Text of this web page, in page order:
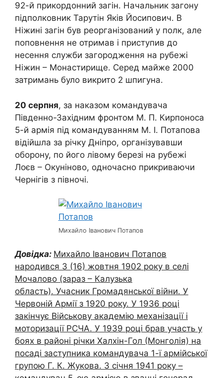
92-й прикордонний загін. Начальник загону
підполковник Тарутін Яків Йосипович. В
Ніжині загін був реорганізований у полк, але
поповнення не отримав і приступив до
несення служби загородження на рубежі
Ніжин – Монастирище. Серед майже 2000
затримань було викрито 2 шпигуна.
20 серпня, за наказом командувача
Південно-Західним фронтом М. П. Кирпоноса
5-й армія під командуванням М. І. Потапова
відійшла за річку Дніпро, організувавши
оборону, по його лівому березі на рубежі
Лоєв – Окуніново, одночасно прикриваючи
Чернігів з півночі.
Михайло Іванович Потапов
Довідка: Михайло Іванович Потапов
народився 3 (16) жовтня 1902 року в селі
Мочалово (зараз – Калузька
область). Учасник Громадянської війни. У
Червоній Армії з 1920 року. У 1936 році
закінчує Військову академію механізації і
моторизації РСЧА. У 1939 році брав участь у
боях в районі річки Халхін-Гол (Монголія) на
посаді заступника командувача 1-ї армійської
групою Г. К. Жукова. З січня 1941 року –